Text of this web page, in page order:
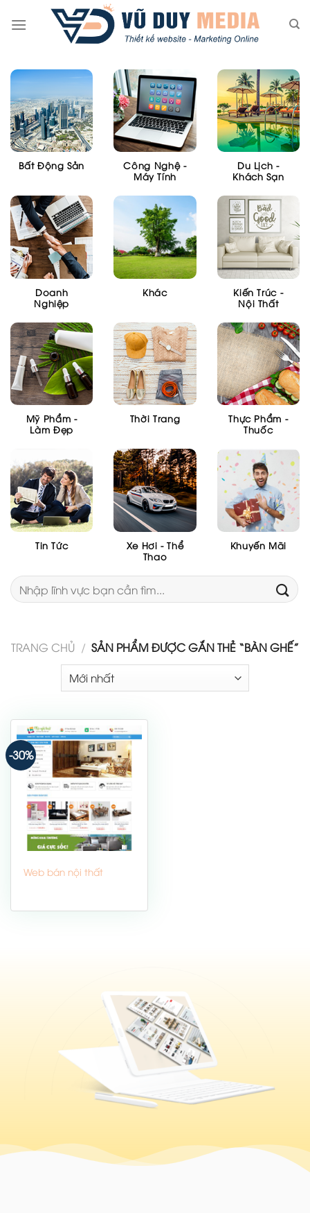
Bất Động Sản
Công Nghệ -
Máy Tính
Du Lịch -
Khách Sạn
Doanh
Nghiệp
Khác
Kiến Trúc -
Nội Thất
Mỹ Phẩm -
Làm Đẹp
Thời Trang
Thực Phẩm -
Thuốc
Tin Tức
Xe Hơi - Thể
Thao
Khuyến Mãi
Tìm
kiếm:
TRANG CHỦ / SẢN PHẨM ĐƯỢC GẮN THẺ “BÀN GHẾ”
-30%
Web bán nội thất